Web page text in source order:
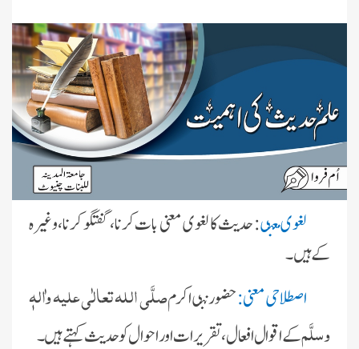
لغوی معنی:حديث کا لغوی معنی بات کرنا، گفتگو کرنا، وغیرہ
کے ہیں۔
اصطلاحی معنی:حضور نبی اکرمصلَّی اللہ تعالٰی علیہ واٰلہٖ
وسلَّمکے اقوال افعال ، تقریرات اور احوال کو حدیث کہتے ہیں۔